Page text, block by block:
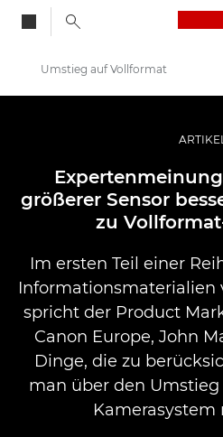
Profi-Geschichten: Inspirationen für Foto, Video und Durck
Umstieg auf Vollformat
größerer Sensor
zu
Im ersten Teil einer
Informationsmaterialien
spricht der Product
Canon Europe, John
Dinge, die zu
man über den
Kamerasystem